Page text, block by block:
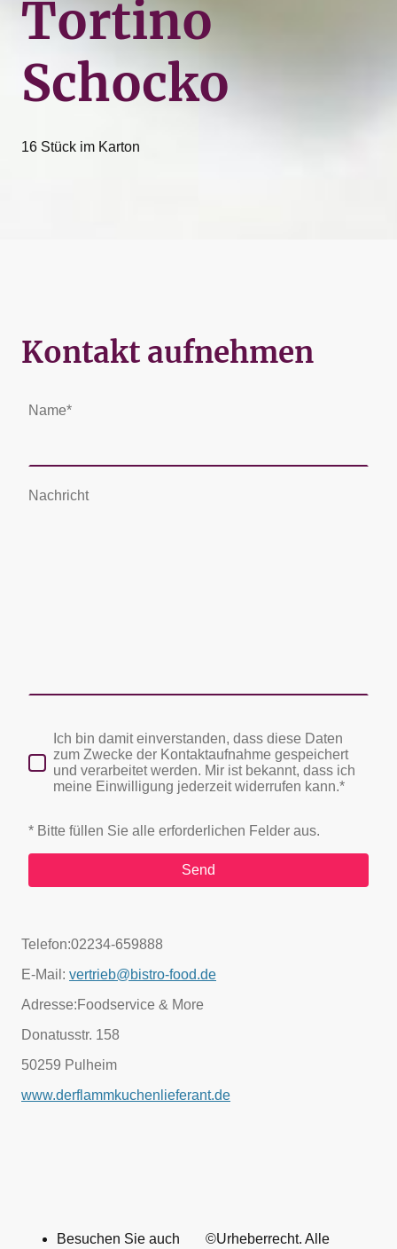
Tortino
Schocko
16 Stück im Karton
Kontakt aufnehmen
Name*
Nachricht
Ich bin damit einverstanden, dass diese Daten
zum Zwecke der Kontaktaufnahme gespeichert
und verarbeitet werden. Mir ist bekannt, dass ich
meine Einwilligung jederzeit widerrufen kann.*
* Bitte füllen Sie alle erforderlichen Felder aus.
Send
Telefon:02234-659888
E-Mail: vertrieb@bistro-food.de
Adresse:Foodservice & More
Donatusstr. 158
50259 Pulheim
www.derflammkuchenlieferant.de
Besuchen Sie auch
©Urheberrecht. Alle